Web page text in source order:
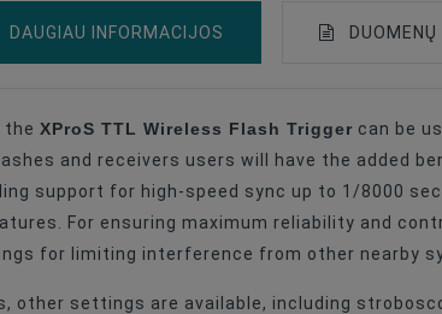
DAUGIAU INFORMACIJOS DUOMENŲ
Trigger
Multi-Purpose
the XProS TTL Wireless Flash Trigger can be
and receivers users will have the added
support for high-speed sync up to 1/8000
For ensuring maximum reliability and
for limiting interference from other nearby
other settings are available, including